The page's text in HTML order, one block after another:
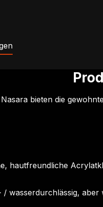
bieten die
hautfreundliche
/ wasserdurchlässig,